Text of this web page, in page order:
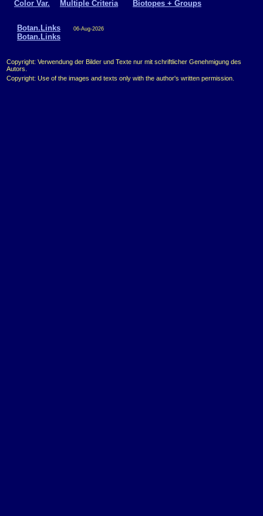
Color Var.
Multiple Criteria
Biotopes + Groups
Botan.Links
Botan.Links
06-Aug-2026
Copyright: Verwendung der Bilder und Texte nur mit schriftlicher Genehmigung des
Autors.
Copyright: Use of the images and texts only with the author's written permission.